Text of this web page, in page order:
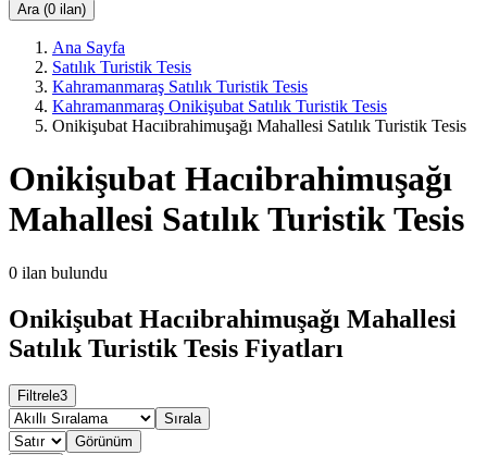
Ara (0 ilan)
Ana Sayfa
Satılık Turistik Tesis
Kahramanmaraş Satılık Turistik Tesis
Kahramanmaraş Onikişubat Satılık Turistik Tesis
Onikişubat Hacıibrahimuşağı Mahallesi Satılık Turistik Tesis
Onikişubat Hacıibrahimuşağı
Mahallesi Satılık Turistik Tesis
0 ilan bulundu
Onikişubat Hacıibrahimuşağı Mahallesi
Satılık Turistik Tesis Fiyatları
Filtrele3
Sırala
Görünüm